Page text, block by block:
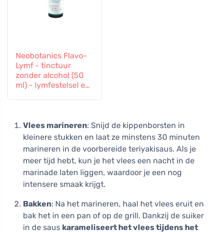
Neobotanics Flavo-
Lymf - tinctuur
zonder alcohol (50
ml) - lymfestelsel en
Vlees marineren: Snijd de kippenborsten in
kleinere stukken en laat ze minstens 30 minuten
marineren in de voorbereide teriyakisaus. Als je
meer tijd hebt, kun je het vlees een nacht in de
marinade laten liggen, waardoor je een nog
intensere smaak krijgt.
Bakken: Na het marineren, haal het vlees eruit en
bak het in een pan of op de grill. Dankzij de suiker
in de saus karameliseert het vlees tijdens het